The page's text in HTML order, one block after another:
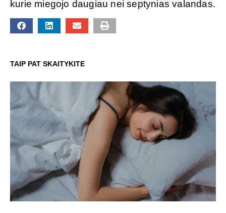
kurie miegojo daugiau nei septynias valandas.
TAIP PAT SKAITYKITE